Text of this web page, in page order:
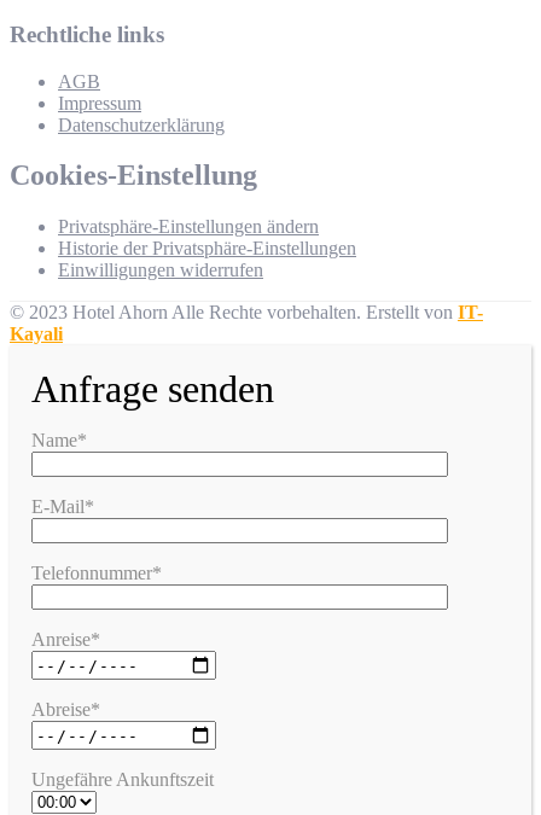
Rechtliche links
AGB
Impressum
Datenschutzerklärung
Cookies-Einstellung
Privatsphäre-Einstellungen ändern
Historie der Privatsphäre-Einstellungen
Einwilligungen widerrufen
© 2023 Hotel Ahorn Alle Rechte vorbehalten. Erstellt von IT-
Kayali
Anfrage senden
Name*
E-Mail*
Telefonnummer*
Anreise*
Abreise*
Ungefähre Ankunftszeit